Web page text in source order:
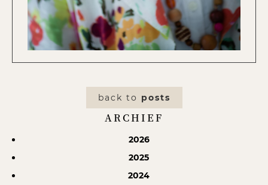
back to posts
ARCHIEF
2026
2025
2024